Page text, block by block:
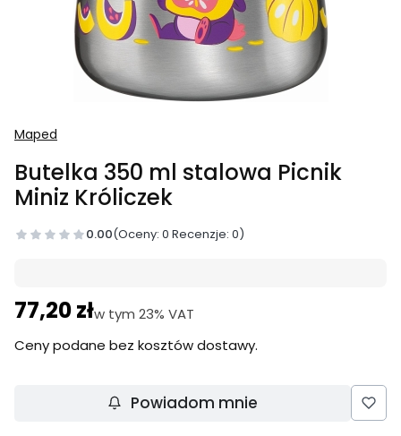
Maped
Butelka 350 ml stalowa Picnik
Miniz Króliczek
0.00(Oceny: 0 Recenzje: 0)
Cena
77,20 złw tym 23% VAT
w tym 23% VAT
Ceny podane bez kosztów dostawy.
Powiadom mnie